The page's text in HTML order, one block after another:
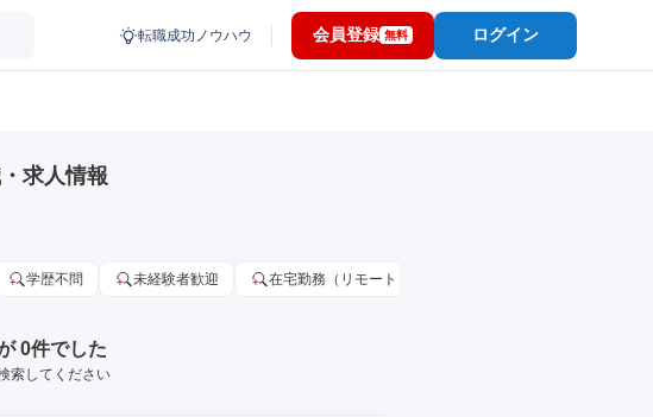
転職成功ノウハウ 会員登録 無料 ログイン
求人情報
学歴不問 未経験者歓迎 在宅勤務（リモートワーク）OK
0件でした
索してください